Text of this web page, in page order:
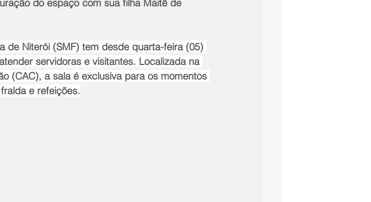
do espaço com sua filha Maitê de
de Niterói (SMF) tem desde quarta-feira (05)
servidoras e visitantes. Localizada na
(CAC), a sala é exclusiva para os momentos
e refeições.